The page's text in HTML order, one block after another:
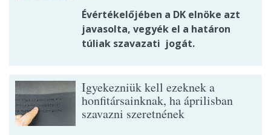
Évértékelőjében a DK elnöke azt
javasolta, vegyék el a határon
túliak szavazati jogát.
Igyekezniük kell ezeknek a
honfitársainknak, ha áprilisban
szavazni szeretnének